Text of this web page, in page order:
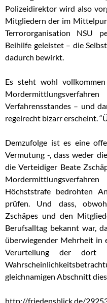
Polizeidirektor wird also
Mitgliedern der im
Terrororganisation NSU
Beihilfe geleistet – die
dadurch bewirkt.
Es steht wohl
Verfahrensstandes – und
regelrecht bizarr erscheint.
Demzufolge ist es eine
Vermutung -, dass weder
die Verteidiger Beate
Höchststrafe bedrohten
prüfen. Und dass,
Zschäpes und den
Berufsalltag bekannt war,
überwiegender Mehrheit in
Verurteilung der dort
gleichnamigen Abschnitt
http://friedensblick.de/